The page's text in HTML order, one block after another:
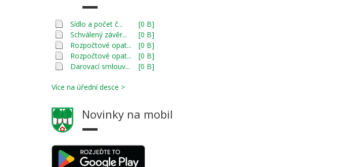
Sídlo a počet č...
[0 B]
Schválený závěr...
[0 B]
Rozpočtové opat...
[0 B]
Rozpočtové opat...
[0 B]
Darovací smlouv...
[0 B]
Více na úřední desce >
Novinky na mobil